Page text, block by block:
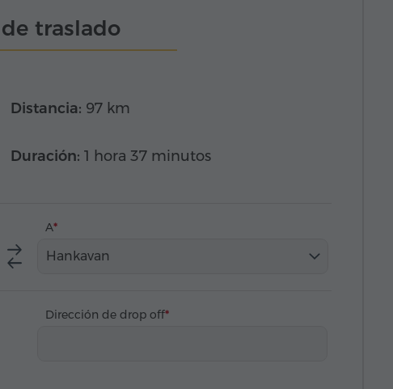
traslado
Distancia: 97 km
Duración: 1 hora 37 minutos
A
Hankavan
Dirección de drop off